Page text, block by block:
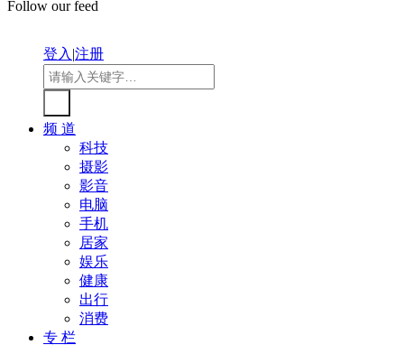
Follow our feed
登入|注册
频 道
科技
摄影
影音
电脑
手机
居家
娱乐
健康
出行
消费
专 栏